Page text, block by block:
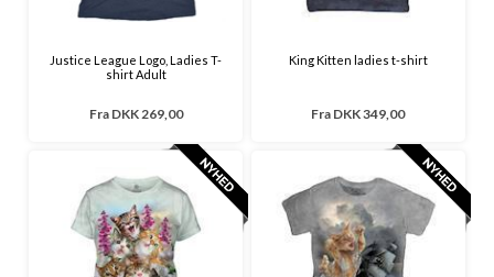
Justice League Logo, Ladies T-
shirt Adult
Fra DKK 269,00
King Kitten ladies t-shirt
Fra DKK 349,00